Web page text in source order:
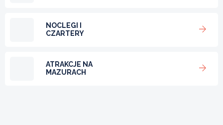
NOCLEGI I
CZARTERY
ATRAKCJE NA
MAZURACH